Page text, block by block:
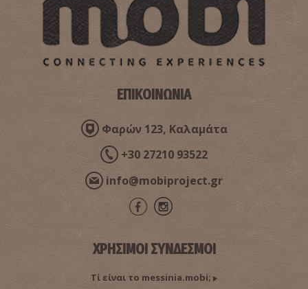
ΕΠΙΚΟΙΝΩΝΙΑ
Φαρών 123, Καλαμάτα
+30 27210 93522
info@mobiproject.gr
ΧΡΗΣΙΜΟΙ ΣΥΝΔΕΣΜΟΙ
Τί είναι το messinia.mobi;